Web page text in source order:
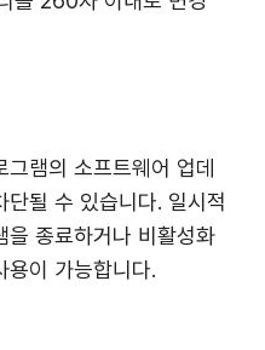
램의 소프트웨어 업데
될 수 있습니다. 일시적
을 종료하거나 비활성화
용이 가능합니다.